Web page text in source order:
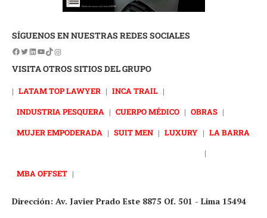
SÍGUENOS EN NUESTRAS REDES SOCIALES
VISITA OTROS SITIOS DEL GRUPO
| LATAM TOP LAWYER | INCA TRAIL |
INDUSTRIA PESQUERA | CUERPO MÉDICO | OBRAS |
MUJER EMPODERADA | SUIT MEN | LUXURY | LA BARRA
|
MBA OFFSET |
Dirección: Av. Javier Prado Este 8875 Of. 501 - Lima 15494